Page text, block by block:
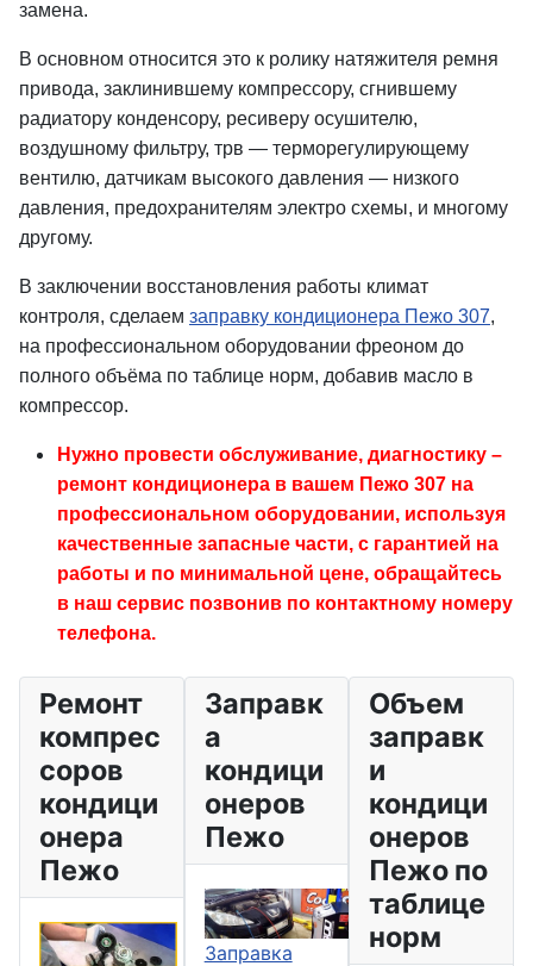
замена.
В основном относится это к ролику натяжителя ремня
привода, заклинившему компрессору, сгнившему
радиатору конденсору, ресиверу осушителю,
воздушному фильтру, трв — терморегулирующему
вентилю, датчикам высокого давления — низкого
давления, предохранителям электро схемы, и многому
другому.
В заключении восстановления работы климат
контроля, сделаем заправку кондиционера Пежо 307,
на профессиональном оборудовании фреоном до
полного объёма по таблице норм, добавив масло в
компрессор.
Нужно провести обслуживание, диагностику –
ремонт кондиционера в вашем Пежо 307 на
профессиональном оборудовании, используя
качественные запасные части, с гарантией на
работы и по минимальной цене, обращайтесь
в наш сервис позвонив по контактному номеру
телефона.
Ремонт
компрес
соров
кондици
онера
Пежо
Заправк
а
кондици
онеров
Пежо
Заправка
Объем
заправк
и
кондици
онеров
Пежо по
таблице
норм